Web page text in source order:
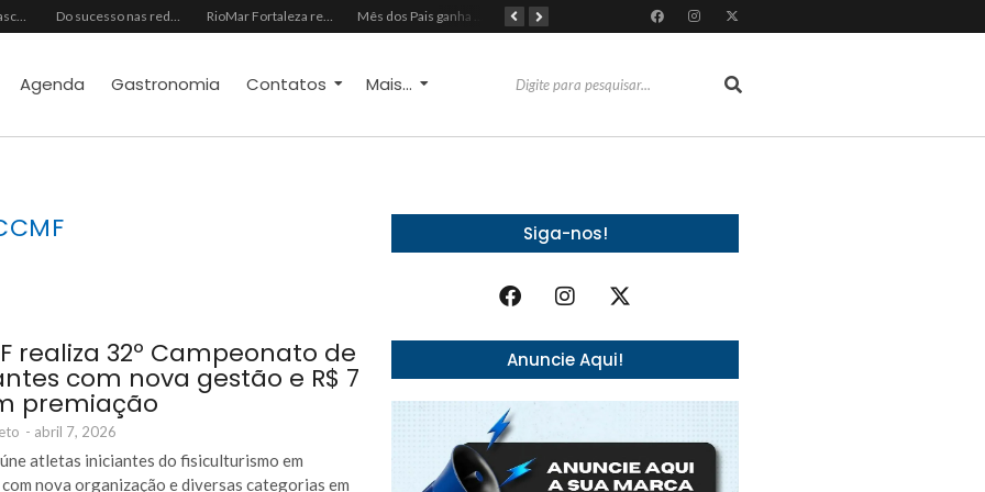
Almoço e churrasco de Dia dos Pais impulsionam vendas no varejo alimentar Do sucesso nas redes sociais à revelação no cenário musical, Beniicio Abraão lança “Me Perdeu” RioMar Fortaleza recebe superagenda de shows nacionais no mês dos Pais
Agenda Gastronomia Contatos Mais...
realiza 32º Campeonato de
com nova gestão e R$ 7
premiação
- abril 7, 2026
atletas iniciantes do fisiculturismo em
nova organização e diversas categorias em
Siga-nos!
Anuncie Aqui!